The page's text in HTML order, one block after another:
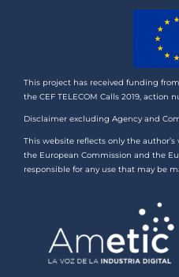
This project has received funding
the CEF TELECOM Calls 2019, action
Disclaimer excluding Agency and
This website reflects only the
the European Commission and the
responsible for any use that may be